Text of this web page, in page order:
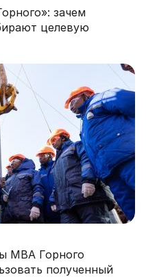
зачем
целевую
MBA Горного
полученный